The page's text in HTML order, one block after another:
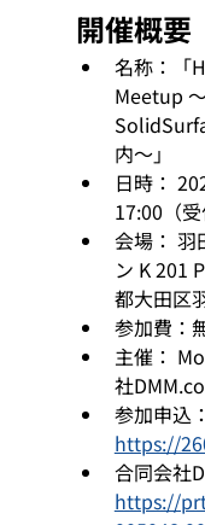
開催概要
名称：「
Meetup
内〜」
日時：
17:00（受
会場： 羽
ン K 201
都大田区
参加費：
主催：
社
参加申込：
https://
合同会社
https://